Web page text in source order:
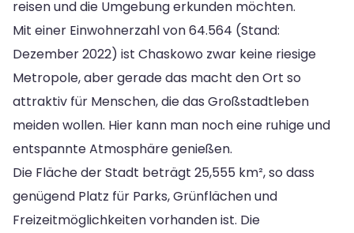
reisen und die Umgebung erkunden möchten.
Mit einer Einwohnerzahl von 64.564 (Stand:
Dezember 2022) ist Chaskowo zwar keine riesige
Metropole, aber gerade das macht den Ort so
attraktiv für Menschen, die das Großstadtleben
meiden wollen. Hier kann man noch eine ruhige und
entspannte Atmosphäre genießen.
Die Fläche der Stadt beträgt 25,555 km², so dass
genügend Platz für Parks, Grünflächen und
Freizeitmöglichkeiten vorhanden ist. Die